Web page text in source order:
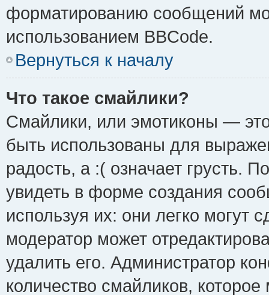
форматированию сообщений
использованием BBCode.
Вернуться к началу
Что такое смайлики?
Смайлики, или эмотиконы —
быть использованы для
радость, а :( означает грусть.
увидеть в форме создания
используя их: они легко могут
модератор может
удалить его. Администратор
количество смайликов,